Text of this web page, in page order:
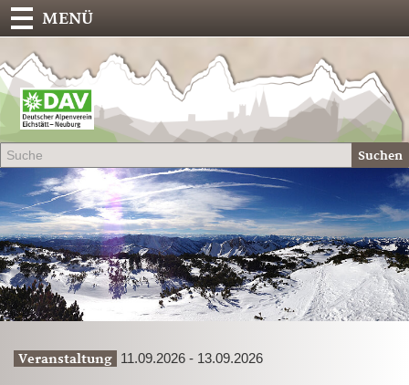
Suchen
MENÜ
Veranstaltung 11.09.2026 - 13.09.2026